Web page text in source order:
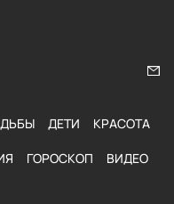
ДЕТИ КРАСОТА
ГОРОСКОП ВИДЕО